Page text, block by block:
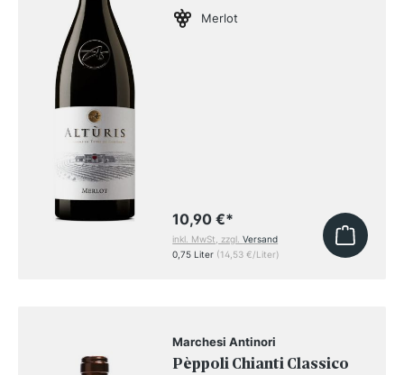
Merlot
10,90 €*
inkl. MwSt, zzgl.Versand
0,75 Liter (14,53 €/Liter)
Marchesi Antinori
Pèppoli Chianti Classico